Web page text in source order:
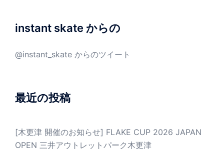
instant skate からの
@instant_skate からのツイート
最近の投稿
[木更津 開催のお知らせ] FLAKE CUP 2026 JAPAN
OPEN 三井アウトレットパーク木更津